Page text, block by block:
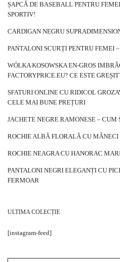
ȘAPCĂ DE BASEBALL PENTRU
SPORTIV!
CARDIGAN NEGRU
PANTALONI SCURȚI PENTRU FEMEI
WÓLKA KOSOWSKA EN-GROS
FACTORYPRICE.EU? CE ESTE
SFATURI ONLINE CU RIDICOL
CELE MAI BUNE PREȚURI
JACHETE NEGRE RAMONESE – CUM
ROCHIE ALBĂ FLORALĂ CU MÂNECI
ROCHIE NEAGRA CU HANORAC
PANTALONI NEGRI ELEGANȚI CU
FERMOAR
ULTIMA COLECȚIE
[instagram-feed]